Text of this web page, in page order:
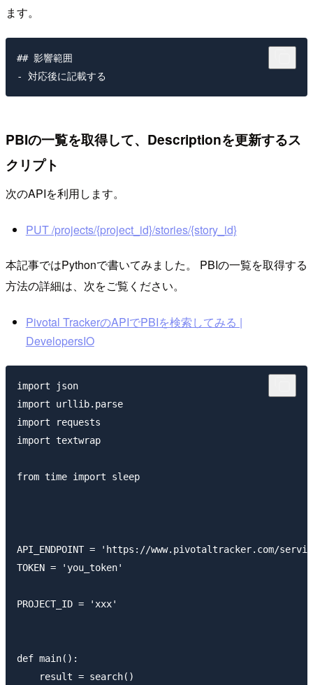
ます。
## 影響範囲
PBIの一覧を取得して、Descriptionを更新するス
クリプト
次のAPIを利用します。
PUT /projects/{project_id}/stories/{story_id}
本記事ではPythonで書いてみました。 PBIの一覧を取得する
方法の詳細は、次をご覧ください。
Pivotal TrackerのAPIでPBIを検索してみる |
DevelopersIO
import json
import urllib.parse
import requests
import textwrap
from time import sleep
API_ENDPOINT = 'https://www.pivotaltracker.com/
TOKEN = 'you_token'
PROJECT_ID = 'xxx'
def main():
    result = search()